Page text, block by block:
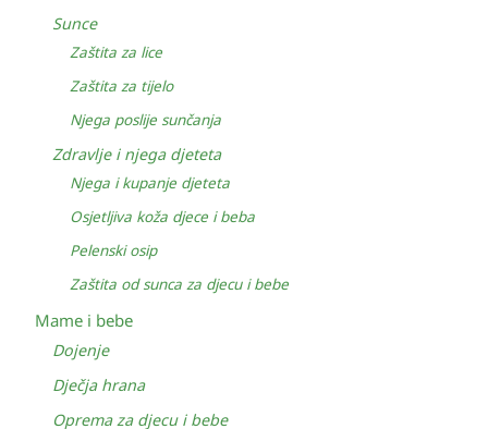
Sunce
Zaštita za lice
Zaštita za tijelo
Njega poslije sunčanja
Zdravlje i njega djeteta
Njega i kupanje djeteta
Osjetljiva koža djece i beba
Pelenski osip
Zaštita od sunca za djecu i bebe
Mame i bebe
Dojenje
Dječja hrana
Oprema za djecu i bebe